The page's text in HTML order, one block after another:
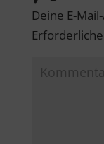
Deine E-